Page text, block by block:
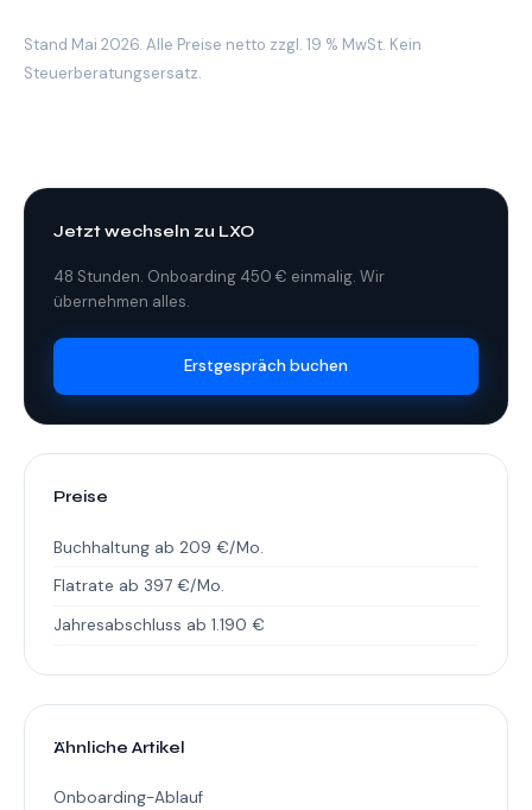
Stand Mai 2026. Alle Preise netto zzgl. 19 % MwSt. Kein
Steuerberatungsersatz.
Jetzt wechseln zu LXO
48 Stunden. Onboarding 450 € einmalig. Wir
übernehmen alles.
Erstgespräch buchen
Preise
Buchhaltung ab 209 €/Mo.
Flatrate ab 397 €/Mo.
Jahresabschluss ab 1.190 €
Ähnliche Artikel
Onboarding-Ablauf